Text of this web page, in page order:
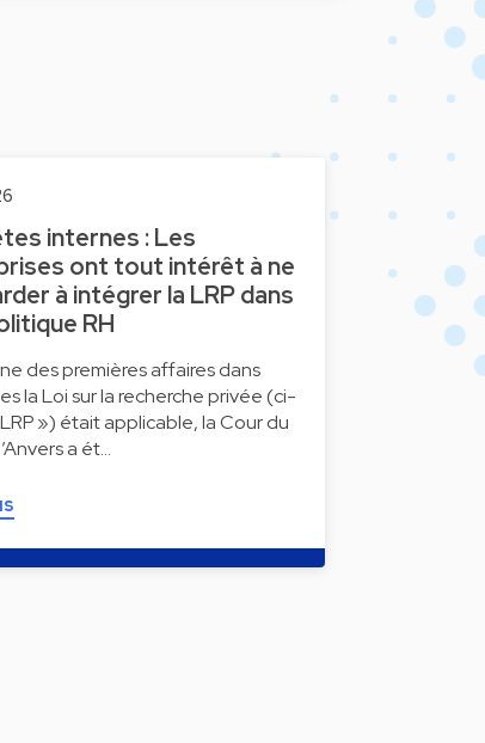
internes : Les
ont tout intérêt à ne
à intégrer la LRP dans
RH
des premières affaires dans
la Loi sur la recherche privée (ci-
») était applicable, la Cour du
a ét…